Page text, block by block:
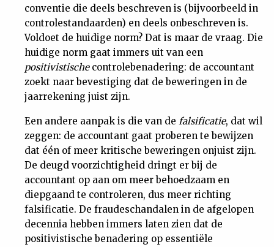
conventie die deels beschreven is (bijvoorbeeld in
controlestandaarden) en deels onbeschreven is.
Voldoet de huidige norm? Dat is maar de vraag. Die
huidige norm gaat immers uit van een
positivistischecontrolebenadering: de accountant
zoekt naar bevestiging dat de beweringen in de
jaarrekening juist zijn.
Een andere aanpak is die van de falsificatie, dat wil
zeggen: de accountant gaat proberen te bewijzen
dat één of meer kritische beweringen onjuist zijn.
De deugd voorzichtigheid dringt er bij de
accountant op aan om meer behoedzaam en
diepgaand te controleren, dus meer richting
falsificatie. De fraudeschandalen in de afgelopen
decennia hebben immers laten zien dat de
positivistische benadering op essentiële